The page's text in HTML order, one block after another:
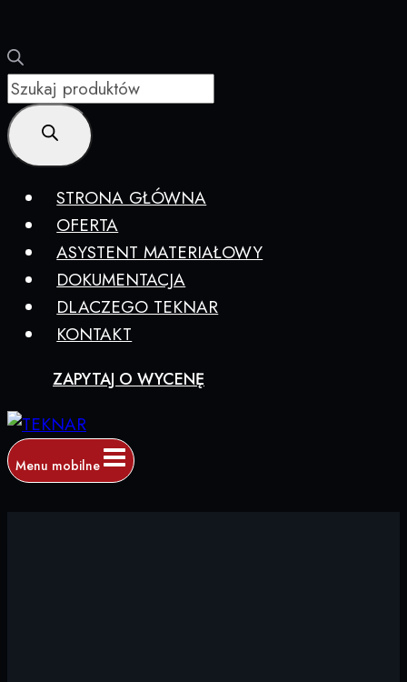
Wyszukiwarka
produktów
STRONA GŁÓWNA
OFERTA
ASYSTENT MATERIAŁOWY
DOKUMENTACJA
DLACZEGO TEKNAR
KONTAKT
ZAPYTAJ O WYCENĘ
Menu mobilne